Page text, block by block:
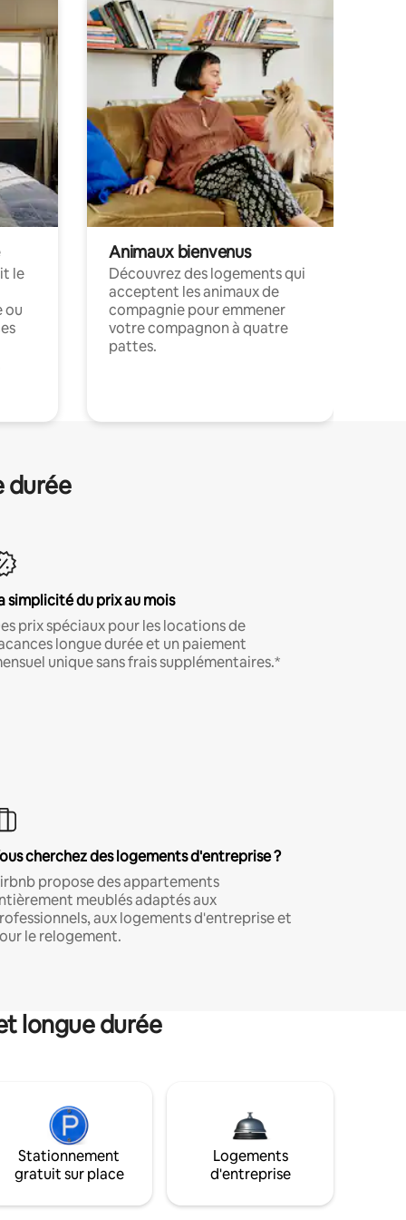
le
ou
Animaux bienvenus
Découvrez des logements qui
acceptent les animaux de
compagnie pour emmener
votre compagnon à quatre
pattes.
durée
simplicité du prix au mois
prix spéciaux pour les locations de
longue durée et un paiement
unique sans frais supplémentaires.*
cherchez des logements d'entreprise ?
propose des appartements
meublés adaptés aux
aux logements d'entreprise et
le relogement.
longue durée
Stationnement
gratuit sur place
Logements
d'entreprise